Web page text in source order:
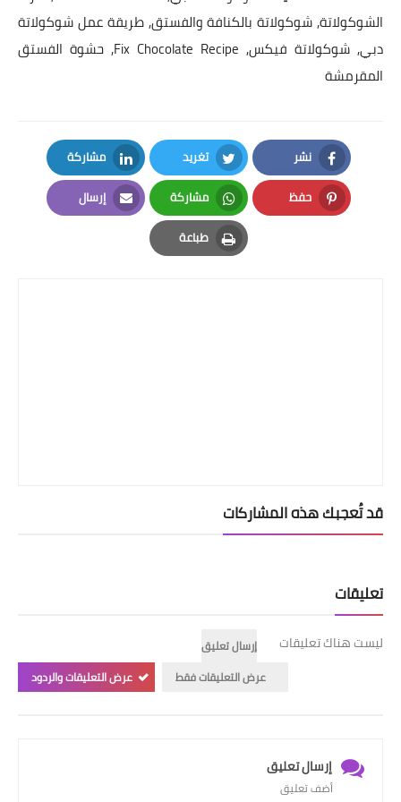
الشوكولاتة, شوكولاتة بالكنافة والفستق, طريقة عمل شوكولاتة
دبي, شوكولاتة فيكس, Fix Chocolate Recipe, حشوة الفستق
المقرمشة
نشر
Facebook
تغريد
Twitter
مشاركة
LinkedIn
حفظ
Pinterest
مشاركة
Whatsapp
إرسال
Email
طباعة
Print
قد تُعجبك هذه المشاركات
تعليقات
ليست هناك تعليقات
إرسال تعليق
عرض التعليقات فقط
عرض التعليقات والردود
إرسال تعليق
أضف تعليق